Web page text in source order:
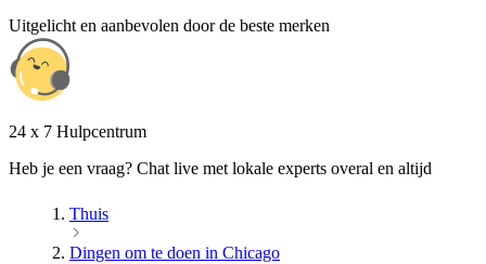
Uitgelicht en aanbevolen door de beste merken
24 x 7 Hulpcentrum
Heb je een vraag? Chat live met lokale experts overal en altijd
Thuis
Dingen om te doen in Chicago